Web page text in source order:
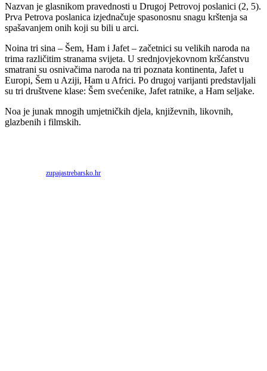
Nazvan je glasnikom pravednosti u Drugoj Petrovoj poslanici (2, 5).
Prva Petrova poslanica izjednačuje spasonosnu snagu krštenja sa
spašavanjem onih koji su bili u arci.
Noina tri sina – Šem, Ham i Jafet – začetnici su velikih naroda na
trima različitim stranama svijeta. U srednjovjekovnom kršćanstvu
smatrani su osnivačima naroda na tri poznata kontinenta, Jafet u
Europi, Šem u Aziji, Ham u Africi. Po drugoj varijanti predstavljali
su tri društvene klase: Šem svećenike, Jafet ratnike, a Ham seljake.
Noa je junak mnogih umjetničkih djela, književnih, likovnih,
glazbenih i filmskih.
Izvor:zupajastrebarsko.hr